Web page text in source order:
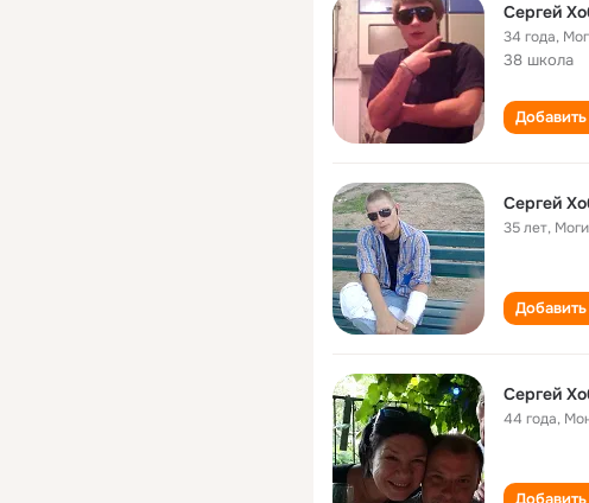
Сергей
34 года,
38 школа
Сергей
35 лет,
Сергей
44 года,